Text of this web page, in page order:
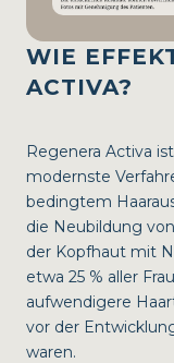
WIE
ACTIVA?
Regenera Activa
modernste
bedingtem
die Neubildung
der Kopfhaut mit
etwa 25 % aller
aufwendigere
vor der
waren.